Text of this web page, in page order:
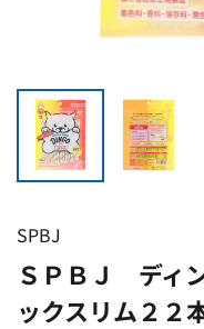
SPBJ
ＳＰＢＪ ディ
ックスリム２２